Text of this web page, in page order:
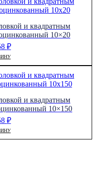
и квадратным
10×20
₽
и квадратным
10×150
₽